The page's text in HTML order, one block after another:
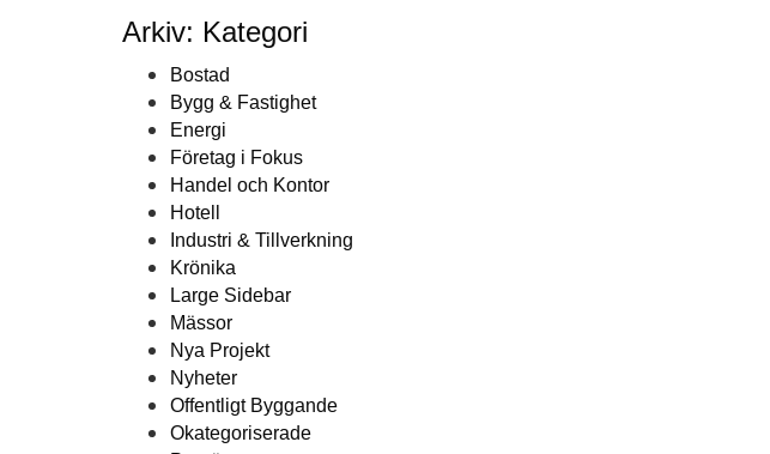
Arkiv: Kategori
Bostad
Bygg & Fastighet
Energi
Företag i Fokus
Handel och Kontor
Hotell
Industri & Tillverkning
Krönika
Large Sidebar
Mässor
Nya Projekt
Nyheter
Offentligt Byggande
Okategoriserade